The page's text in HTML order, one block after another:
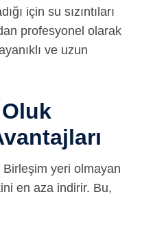
için su sızıntıları
profesyonel olarak
ve uzun
Birleşim yeri olmayan
en aza indirir. Bu,